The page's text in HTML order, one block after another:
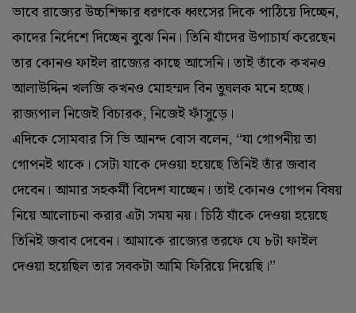
ভাবে রাজ্যের উচ্চশিক্ষার ধরণকে ধ্বংসের দিকে পাঠিয়ে দিচ্ছেন,
কাদের নির্দেশে দিচ্ছেন বুঝে নিন। তিনি যাঁদের উপাচার্য করেছেন
তার কোনও ফাইল রাজ্যের কাছে আসেনি। তাই তাঁকে কখনও
আলাউদ্দিন খলজি কখনও মোহম্মদ বিন তুঘলক মনে হচ্ছে।
রাজ্যপাল নিজেই বিচারক, নিজেই ফাঁসুড়ে।
এদিকে সোমবার সি ভি আনন্দ বোস বলেন, “যা গোপনীয় তা
গোপনই থাকে। সেটা যাকে দেওয়া হয়েছে তিনিই তাঁর জবাব
দেবেন। আমার সহকর্মী বিদেশ যাচ্ছেন। তাই কোনও গোপন বিষয়
নিয়ে আলোচনা করার এটা সময় নয়। চিঠি যাঁকে দেওয়া হয়েছে
তিনিই জবাব দেবেন। আমাকে রাজ্যের তরফে যে ৮টা ফাইল
দেওয়া হয়েছিল তার সবকটা আমি ফিরিয়ে দিয়েছি।”